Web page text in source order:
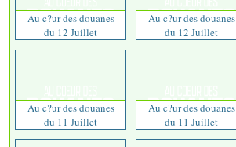
Au c?ur des douanes
du 12 Juillet
Au c?ur des douanes
du 12 Juillet
Au c?ur des douanes
du 11 Juillet
Au c?ur des douanes
du 11 Juillet